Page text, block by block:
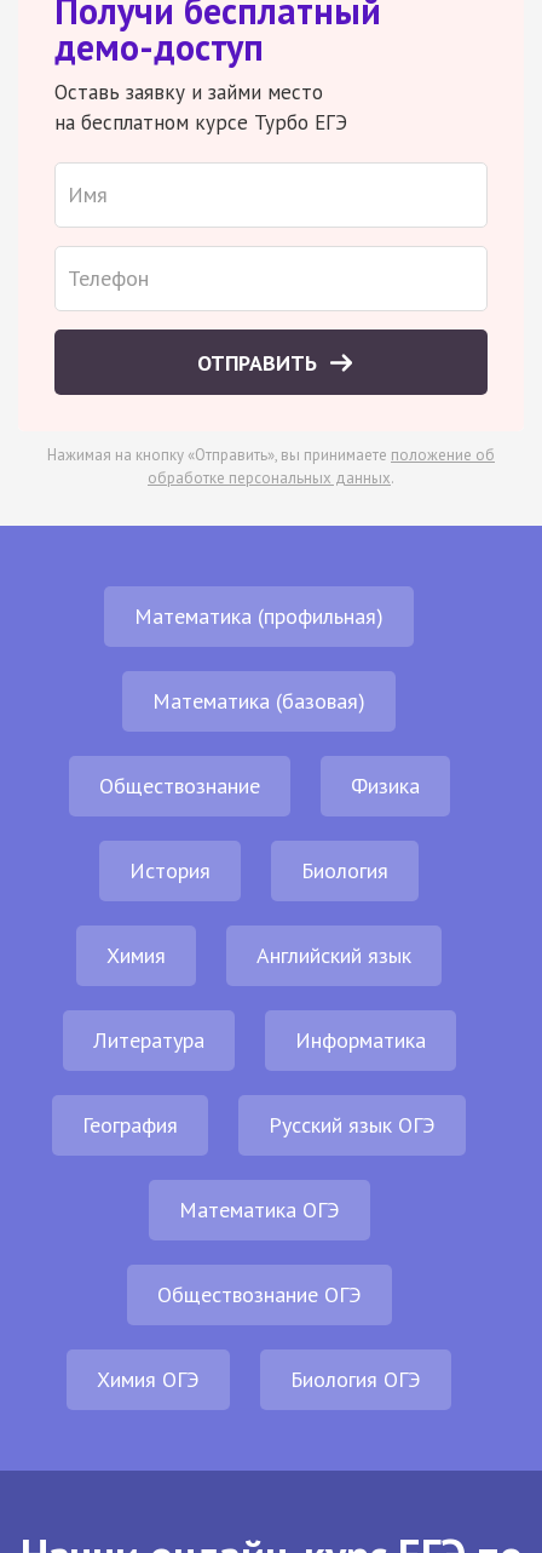
Получи бесплатный
демо-доступ
Оставь заявку и займи место
на бесплатном курсе Турбо ЕГЭ
ОТПРАВИТЬ
Нажимая на кнопку «Отправить», вы принимаете положение об
обработке персональных данных.
Математика (профильная)
Математика (базовая)
Обществознание Физика
История Биология
Химия Английский язык
Литература Информатика
География Русский язык ОГЭ
Математика ОГЭ
Обществознание ОГЭ
Химия ОГЭ Биология ОГЭ